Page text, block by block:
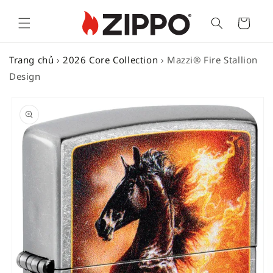
Cart
Trang chủ ›2026 Core Collection › Mazzi® Fire Stallion
Design
PRODUCT
INFORMATION